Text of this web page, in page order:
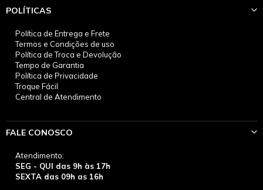
POLÍTICAS
Política de Entrega e Frete
Termos e Condições de uso
Política de Troca e Devolução
Tempo de Garantia
Política de Privacidade
Troque Fácil
Central de Atendimento
FALE CONOSCO
Atendimento:
SEG - QUI das 9h às 17h
SEXTA das 09h as 16h